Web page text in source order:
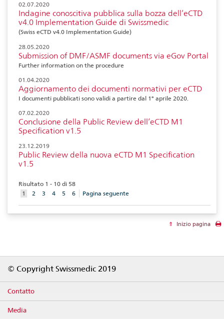
02.07.2020
Indagine conoscitiva pubblica sulla bozza dell’eCTD
v4.0 Implementation Guide di Swissmedic
(Swiss eCTD v4.0 Implementation Guide)
28.05.2020
Submission of DMF/ASMF documents via eGov Portal
Further information on the procedure
01.04.2020
Aggiornamento dei documenti normativi per eCTD
I documenti pubblicati sono validi a partire dal 1° aprile 2020.
07.02.2020
Conclusione della Public Review dell’eCTD M1
Specification v1.5
23.12.2019
Public Review della nuova eCTD M1 Specification
v1.5
Risultato 1 - 10 di 58
1 aktuelles
Element
2 3 4 5 6 Pagina seguente
Inizio pagina
© Copyright Swissmedic 2019
Contatto
Media